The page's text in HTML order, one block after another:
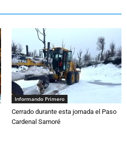
Informando Primero
Cerrado durante esta jornada el Paso
Cardenal Samoré